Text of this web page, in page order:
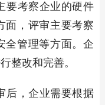
要考察企业的硬件
面，评审主要考察
全管理等方面。企
整改和完善。
后，企业需要根据